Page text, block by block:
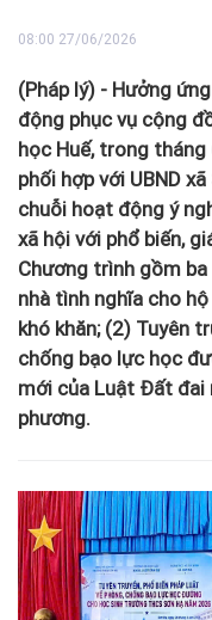
08:00 27/06/2026
(Pháp lý) - Hưởng
động phục vụ cộng
học Huế, trong
phối hợp với UBND
chuỗi hoạt động ý
xã hội với phổ biến,
Chương trình gồm
nhà tình nghĩa cho
khó khăn; (2) Tuyên
chống bạo lực học
mới của Luật Đất đai
phương.